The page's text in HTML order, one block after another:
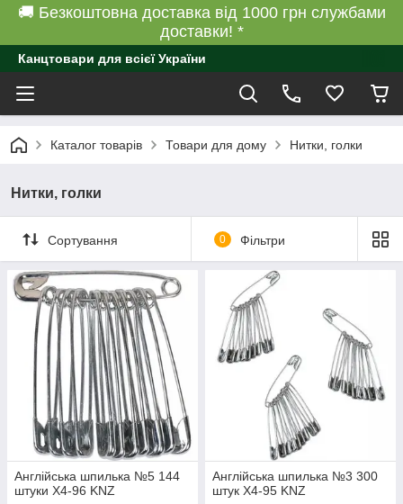
🚚 Безкоштовна доставка від 1000 грн службами
доставки! *
Канцтовари для всієї України
Каталог товарів Товари для дому Нитки, голки
Нитки, голки
Сортування 0 Фільтри
Англійська шпилька №5 144
штуки X4-96 KNZ
Англійська шпилька №3 300
штук X4-95 KNZ